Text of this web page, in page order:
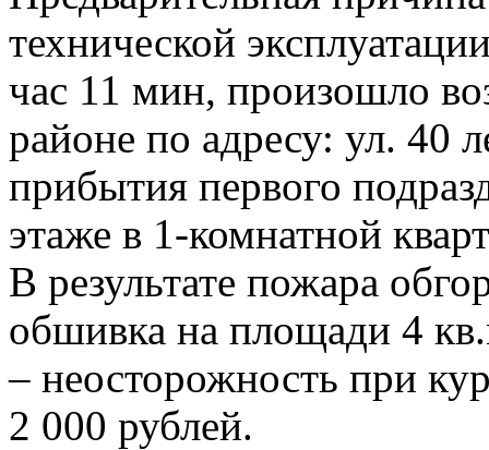
технической
час 11 мин, произошло
районе по адресу: ул.
прибытия первого
этаже в 1-комнатной
В результате пожара
обшивка на площади 4
– неосторожность при
2 000 рублей.